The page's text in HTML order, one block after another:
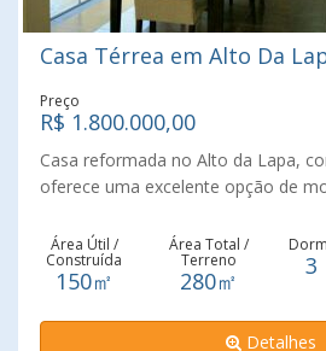
Casa Térrea em Alto Da
Preço
R$ 1.800.000,00
Casa reformada no Alto da Lapa,
oferece uma excelente opção de
Uma casa reformada significa que
melhorias e atualizações,
mais moderno e agradável. É
detalhes da reforma para entender
melhorias realizadas na
Área Útil /
Construída
150㎡
Área Total /
Terreno
280㎡
3
Detalhes